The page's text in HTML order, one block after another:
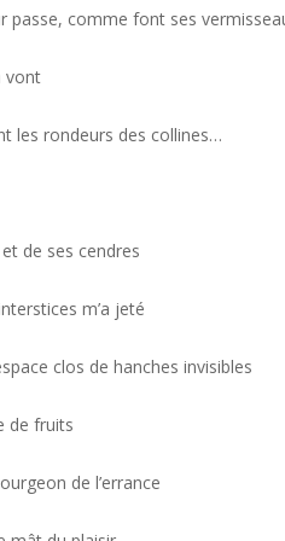
passe, comme font ses
vont
les rondeurs des collines…
de ses cendres
m’a jeté
clos de hanches invisibles
de fruits
de l’errance